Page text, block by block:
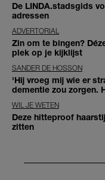
De LINDA.stadsgids
adressen
ADVERTORIAL
Zin om te bingen?
plek op je kijklijst
SANDER DE HOSSON
'Hij vroeg mij wie er
dementie zou zorgen.
WIL JE WETEN
Deze hitteproof
zitten